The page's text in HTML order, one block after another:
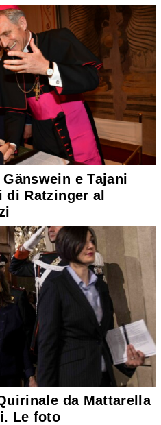
e Tajani
Ratzinger al
da Mattarella
Le foto